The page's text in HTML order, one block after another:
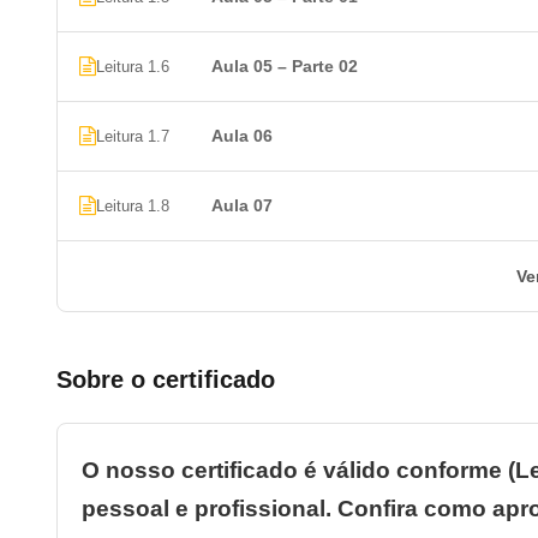
melhor escolha!
Com uma abordagem completa sobre conceitos e
indispensáveis para o seu desenvolvimento
desafios que surgirem pela frente.
cada unidade. Aproveite essa oportunidade para se
Veja a primeira aula de informática do
Leitura 1.6 Aula 05 – Parte 02
Leitura 1.7 Aula 06
Leitura 1.8 Aula 07
Sobre o certificado
O nosso certificado é válido conforme
pessoal e profissional. Confira como